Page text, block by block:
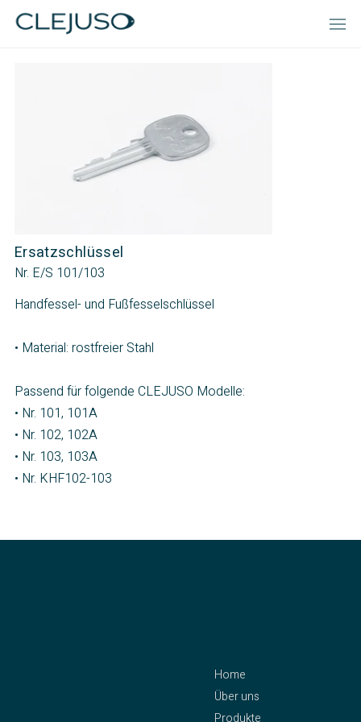
Ersatzschlüssel
Nr. E/S 101/103
Handfessel- und Fußfesselschlüssel
• Material: rostfreier Stahl
Passend für folgende CLEJUSO Modelle:
• Nr. 101, 101A
• Nr. 102, 102A
• Nr. 103, 103A
• Nr. KHF102-103
Home
Über uns
Produkte